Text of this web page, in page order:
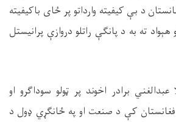
د بې کیفیته وارداتو پر ځای باکیفیته
ته به د پانګې راتلو دروازې پرانیستل
برادر اخوند پر ټولو سوداګرو او
کې د صنعت او په ځانګړي ډول د